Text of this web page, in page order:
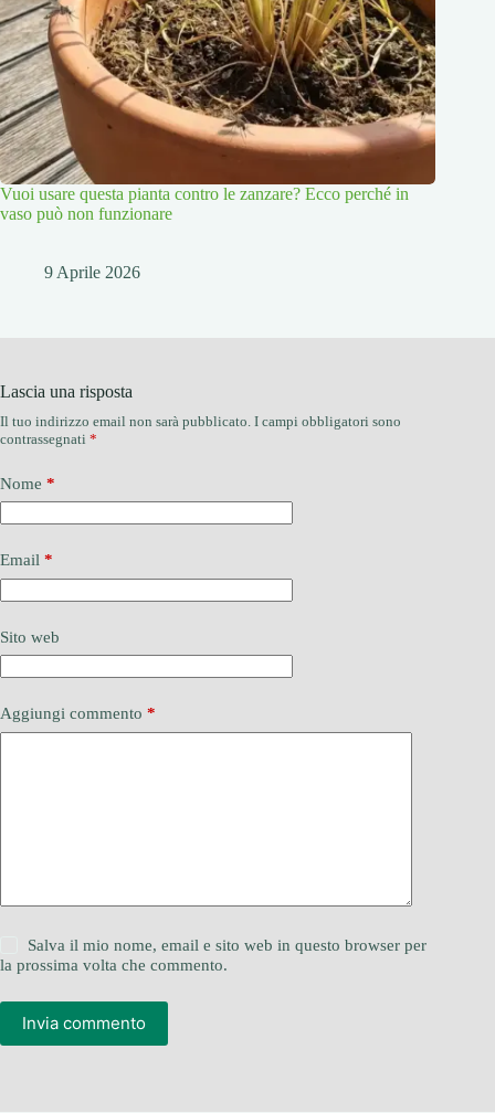
Vuoi usare questa pianta contro le zanzare? Ecco perché in
vaso può non funzionare
9 Aprile 2026
Lascia una risposta
Il tuo indirizzo email non sarà pubblicato. I campi obbligatori sono
contrassegnati *
Nome *
Email *
Sito web
Aggiungi commento *
Salva il mio nome, email e sito web in questo browser per
la prossima volta che commento.
Invia commento